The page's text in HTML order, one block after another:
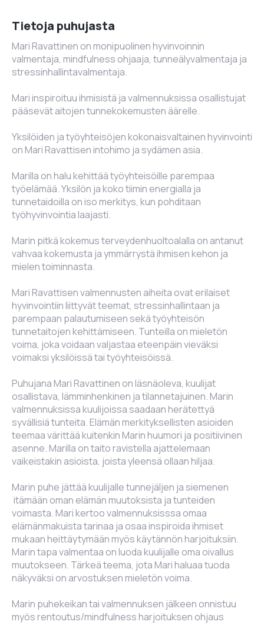
Tietoja puhujasta
Mari Ravattinen on monipuolinen hyvinvoinnin
valmentaja, mindfulness ohjaaja, tunneälyvalmentaja ja
stressinhallintavalmentaja.
Mari inspiroituu ihmisistä ja valmennuksissa osallistujat
pääsevät aitojen tunnekokemusten äärelle.
Yksilöiden ja työyhteisöjen kokonaisvaltainen hyvinvointi
on Mari Ravattisen intohimo ja sydämen asia.
Marilla on halu kehittää työyhteisöille parempaa
työelämää. Yksilön ja koko tiimin energialla ja
tunnetaidoilla on iso merkitys, kun pohditaan
työhyvinvointia laajasti.
Marin pitkä kokemus terveydenhuoltoalalla on antanut
vahvaa kokemusta ja ymmärrystä ihmisen kehon ja
mielen toiminnasta.
Mari Ravattisen valmennusten aiheita ovat erilaiset
hyvinvointiin liittyvät teemat, stressinhallintaan ja
parempaan palautumiseen sekä työyhteisön
tunnetaitojen kehittämiseen. Tunteilla on mieletön
voima, joka voidaan valjastaa eteenpäin vieväksi
voimaksi yksilöissä tai työyhteisöissä.
Puhujana Mari Ravattinen on läsnäoleva, kuulijat
osallistava, lämminhenkinen ja tilannetajuinen. Marin
valmennuksissa kuulijoissa saadaan herätettyä
syvällisiä tunteita. Elämän merkityksellisten asioiden
teemaa värittää kuitenkin Marin huumori ja positiivinen
asenne. Marilla on taito ravistella ajattelemaan
vaikeistakin asioista, joista yleensä ollaan hiljaa.
Marin puhe jättää kuulijalle tunnejäljen ja siemenen
itämään oman elämän muutoksista ja tunteiden
voimasta. Mari kertoo valmennuksisssa omaa
elämänmakuista tarinaa ja osaa inspiroida ihmiset
mukaan heittäytymään myös käytännön harjoituksiin.
Marin tapa valmentaa on luoda kuulijalle oma oivallus
muutokseen. Tärkeä teema, jota Mari haluaa tuoda
näkyväksi on arvostuksen mieletön voima.
Marin puhekeikan tai valmennuksen jälkeen onnistuu
myös rentoutus/mindfulness harjoituksen ohjaus